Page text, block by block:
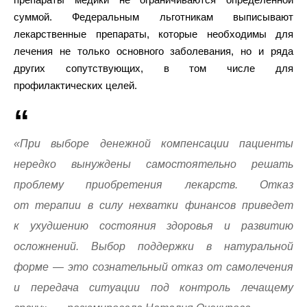
суммой. Федеральным льготникам выписывают
лекарственные препараты, которые необходимы для
лечения не только основного заболевания, но и ряда
других сопутствующих, в том числе для
профилактических целей.
«При выборе денежной компенсации пациенты
нередко вынуждены самостоятельно решать
проблему приобретения лекарств. Отказ
от терапии в силу нехватки финансов приведет
к ухудшению состояния здоровья и развитию
осложнений. Выбор поддержки в натуральной
форме — это сознательный отказ от самолечения
и передача ситуации под контроль лечащему